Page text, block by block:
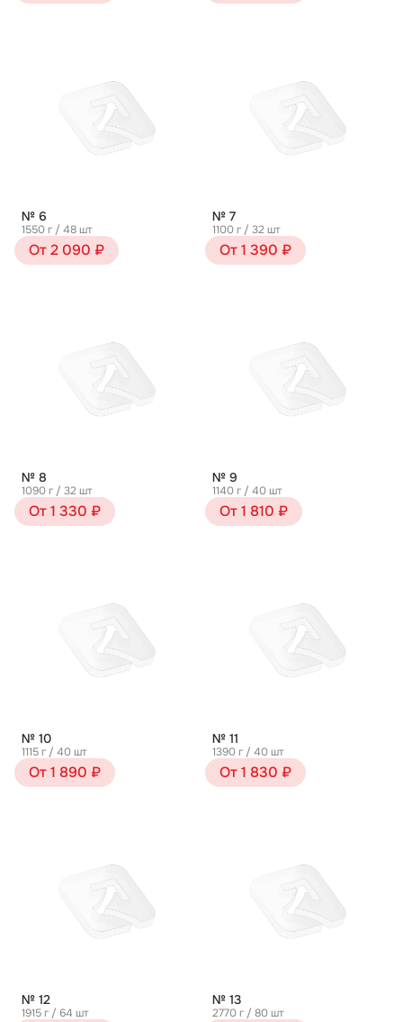
№ 6
1550 г / 48 шт
От 2 090 ₽
№ 7
1100 г / 32 шт
От 1 390 ₽
№ 8
1090 г / 32 шт
От 1 330 ₽
№ 9
1140 г / 40 шт
От 1 810 ₽
№ 10
1115 г / 40 шт
От 1 890 ₽
№ 11
1390 г / 40 шт
От 1 830 ₽
№ 12
1915 г / 64 шт
№ 13
2770 г / 80 шт